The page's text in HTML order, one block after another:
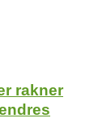
rakner